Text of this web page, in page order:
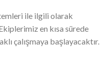
ile ilgili olarak
en kısa sürede
çalışmaya başlayacaktır.